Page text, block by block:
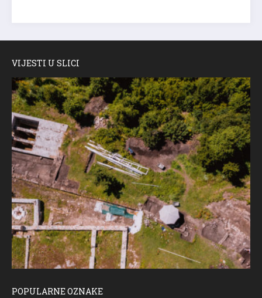
VIJESTI U SLICI
POPULARNE OZNAKE